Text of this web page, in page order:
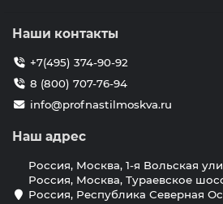
Наши контакты
+7(495) 374-90-92
8 (800) 707-76-94
info@profnastilmoskva.ru
Наш адрес
Россия, Москва, 1-я Вольская
Россия, Москва, Тураевское
Россия, Республика Северная